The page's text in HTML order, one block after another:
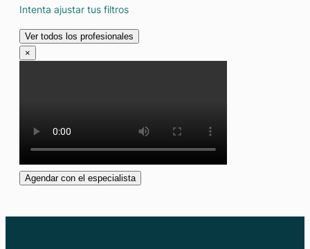
Intenta ajustar tus filtros
Ver todos los profesionales
×
Agendar con el especialista